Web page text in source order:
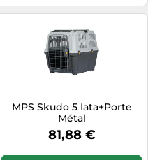
MPS Skudo 5 Iata+Porte
Métal
81,88 €